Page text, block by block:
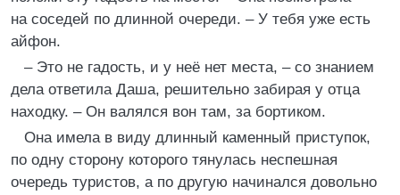
на соседей по длинной очереди. – У тебя уже есть
айфон.
– Это не гадость, и у неё нет места, – со знанием
дела ответила Даша, решительно забирая у отца
находку. – Он валялся вон там, за бортиком.
Она имела в виду длинный каменный приступок,
по одну сторону которого тянулась неспешная
очередь туристов, а по другую начинался довольно